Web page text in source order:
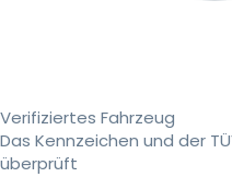
Verifiziertes Fahrzeug
Das Kennzeichen und der
überprüft